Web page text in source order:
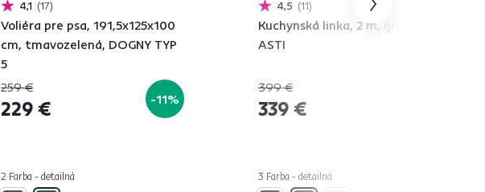
4,1 17
Voliéra pre psa, 191,5x125x100
cm, tmavozelená, DOGNY TYP
5
259 €
229 € -11%
2 Farba - detailná
4,5 11
Kuchynská linka, 2 m, grafit,
ASTI
399 €
339 €
3 Farba - detailná